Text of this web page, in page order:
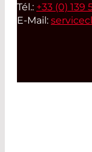
Tél.: +33 (0) 139
E-Mail: